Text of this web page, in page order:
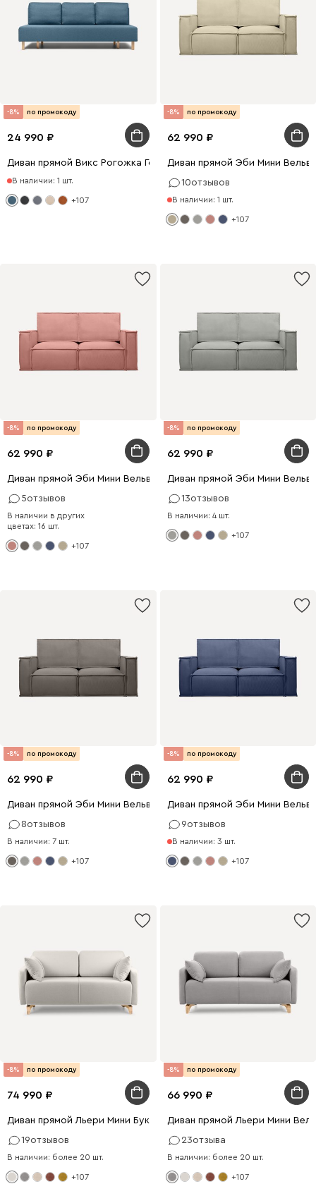
-8% по промокоду
24 990
Диван прямой Викс Рогожка Голубой
В наличии: 1 шт.
+107
-8% по промокоду
62 990
Диван прямой Эби Мини
10отзывов
В наличии: 1 шт.
+107
-8% по промокоду
62 990
Диван прямой Эби Мини Вельвет Розовый
5отзывов
В наличии в других
цветах: 16 шт.
+107
-8% по промокоду
62 990
Диван прямой Эби Мини
13отзывов
В наличии: 4 шт.
+107
-8% по промокоду
62 990
Диван прямой Эби Мини Вельвет Серый
8отзывов
В наличии: 7 шт.
+107
-8% по промокоду
62 990
Диван прямой Эби Мини
9отзывов
В наличии: 3 шт.
+107
-8% по промокоду
74 990
Диван прямой Льери Мини Букле Молочный
19отзывов
В наличии: более 20 шт.
+107
-8% по промокоду
66 990
Диван прямой Льери Мини
23отзыва
В наличии: более 20 шт.
+107